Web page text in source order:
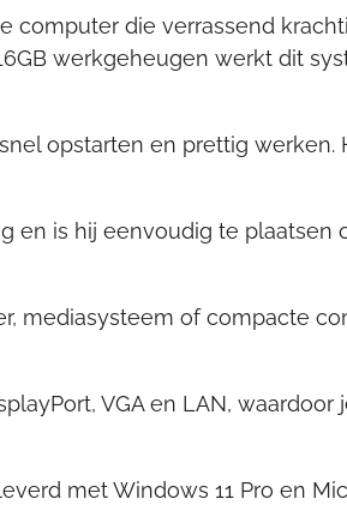
computer die verrassend
werkgeheugen werkt dit
opstarten en prettig
en is hij eenvoudig te plaatsen
mediasysteem of compacte
VGA en LAN, waardoor
met Windows 11 Pro en